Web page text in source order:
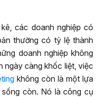
các doanh nghiệp có
thường có tỷ lệ thành
doanh nghiệp không
ngày càng khốc liệt, việc
không còn là một lựa
còn. Nó là công cụ